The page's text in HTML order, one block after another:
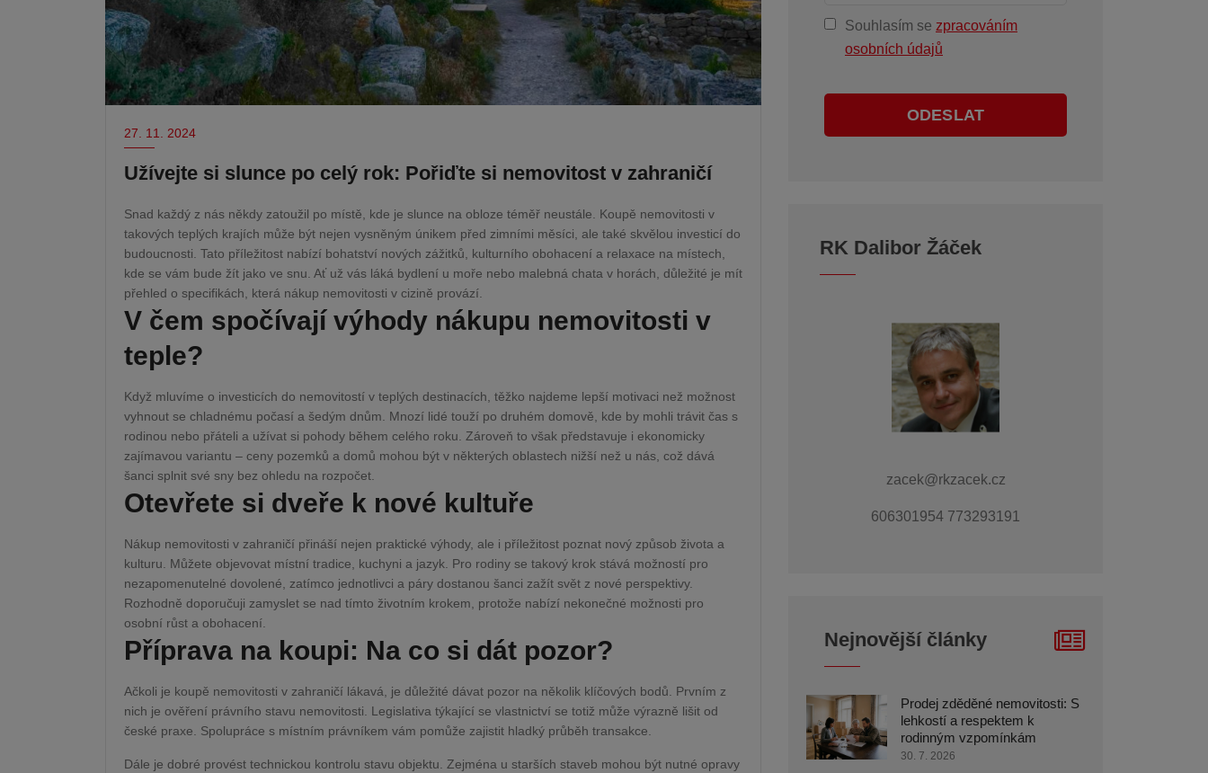
27. 11. 2024
Užívejte si slunce po celý rok: Pořiďte si nemovitost v zahraničí
Snad každý z nás někdy zatoužil po místě, kde je slunce na obloze téměř neustále. Koupě nemovitosti v
takových teplých krajích může být nejen vysněným únikem před zimními měsíci, ale také skvělou investicí do
budoucnosti. Tato příležitost nabízí bohatství nových zážitků, kulturního obohacení a relaxace na místech,
kde se vám bude žít jako ve snu. Ať už vás láká bydlení u moře nebo malebná chata v horách, důležité je mít
přehled o specifikách, která nákup nemovitosti v cizině provází.
V čem spočívají výhody nákupu nemovitosti v
teple?
Když mluvíme o investicích do nemovitostí v teplých destinacích, těžko najdeme lepší motivaci než možnost
vyhnout se chladnému počasí a šedým dnům. Mnozí lidé touží po druhém domově, kde by mohli trávit čas s
rodinou nebo přáteli a užívat si pohody během celého roku. Zároveň to však představuje i ekonomicky
zajímavou variantu – ceny pozemků a domů mohou být v některých oblastech nižší než u nás, což dává
šanci splnit své sny bez ohledu na rozpočet.
Otevřete si dveře k nové kultuře
Nákup nemovitosti v zahraničí přináší nejen praktické výhody, ale i příležitost poznat nový způsob života a
kulturu. Můžete objevovat místní tradice, kuchyni a jazyk. Pro rodiny se takový krok stává možností pro
nezapomenutelné dovolené, zatímco jednotlivci a páry dostanou šanci zažít svět z nové perspektivy.
Rozhodně doporučuji zamyslet se nad tímto životním krokem, protože nabízí nekonečné možnosti pro
osobní růst a obohacení.
Příprava na koupi: Na co si dát pozor?
Ačkoli je koupě nemovitosti v zahraničí lákavá, je důležité dávat pozor na několik klíčových bodů. Prvním z
nich je ověření právního stavu nemovitosti. Legislativa týkající se vlastnictví se totiž může výrazně lišit od
české praxe. Spolupráce s místním právníkem vám pomůže zajistit hladký průběh transakce.
Dále je dobré provést technickou kontrolu stavu objektu. Zejména u starších staveb mohou být nutné opravy
Souhlasím se zpracováním
osobních údajů
ODESLAT
RK Dalibor Žáček
zacek@rkzacek.cz
606301954 773293191
Nejnovější články
Prodej zděděné nemovitosti: S
lehkostí a respektem k
rodinným vzpomínkám
30. 7. 2026